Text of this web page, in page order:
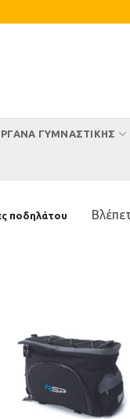
ΓΥΜΝΑΣΤΙΚΗΣ
ποδηλάτου